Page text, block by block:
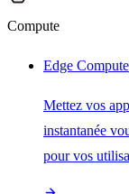
Compute
Edge Compute
Mettez vos
instantanée
pour vos